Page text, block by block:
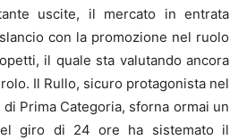
uscite, il mercato in entrata
con la promozione nel ruolo
il quale sta valutando ancora
Il Rullo, sicuro protagonista nel
Prima Categoria, sforna ormai un
giro di 24 ore ha sistemato il